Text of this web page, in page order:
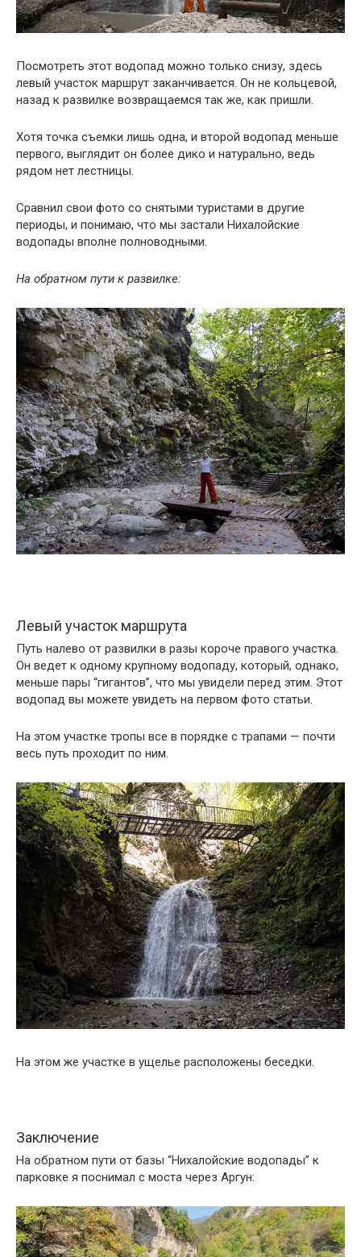
Посмотреть этот водопад можно только снизу, здесь
левый участок маршрут заканчивается. Он не кольцевой,
назад к развилке возвращаемся так же, как пришли.
Хотя точка съемки лишь одна, и второй водопад меньше
первого, выглядит он более дико и натурально, ведь
рядом нет лестницы.
Сравнил свои фото со снятыми туристами в другие
периоды, и понимаю, что мы застали Нихалойские
водопады вполне полноводными.
На обратном пути к развилке:
Левый участок маршрута
Путь налево от развилки в разы короче правого участка.
Он ведет к одному крупному водопаду, который, однако,
меньше пары “гигантов”, что мы увидели перед этим. Этот
водопад вы можете увидеть на первом фото статьи.
На этом участке тропы все в порядке с трапами — почти
весь путь проходит по ним.
На этом же участке в ущелье расположены беседки.
Заключение
На обратном пути от базы “Нихалойские водопады” к
парковке я поснимал с моста через Аргун: